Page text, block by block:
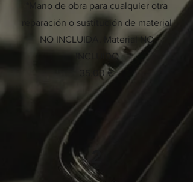
*Mano de obra para cualquier otra
reparación o sustitución de material
NO INCLUIDA. Material NO
INCLUIDO
35,00 €